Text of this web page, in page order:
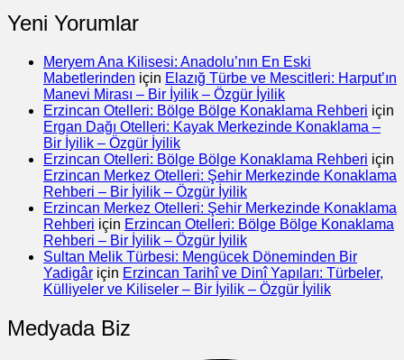
Yeni Yorumlar
Meryem Ana Kilisesi: Anadolu’nın En Eski
Mabetlerinden için Elazığ Türbe ve Mescitleri: Harput’ın
Manevi Mirası – Bir İyilik – Özgür İyilik
Erzincan Otelleri: Bölge Bölge Konaklama Rehberi için
Ergan Dağı Otelleri: Kayak Merkezinde Konaklama –
Bir İyilik – Özgür İyilik
Erzincan Otelleri: Bölge Bölge Konaklama Rehberi için
Erzincan Merkez Otelleri: Şehir Merkezinde Konaklama
Rehberi – Bir İyilik – Özgür İyilik
Erzincan Merkez Otelleri: Şehir Merkezinde Konaklama
Rehberi için Erzincan Otelleri: Bölge Bölge Konaklama
Rehberi – Bir İyilik – Özgür İyilik
Sultan Melik Türbesi: Mengücek Döneminden Bir
Yadigâr için Erzincan Tarihî ve Dinî Yapıları: Türbeler,
Külliyeler ve Kiliseler – Bir İyilik – Özgür İyilik
Medyada Biz